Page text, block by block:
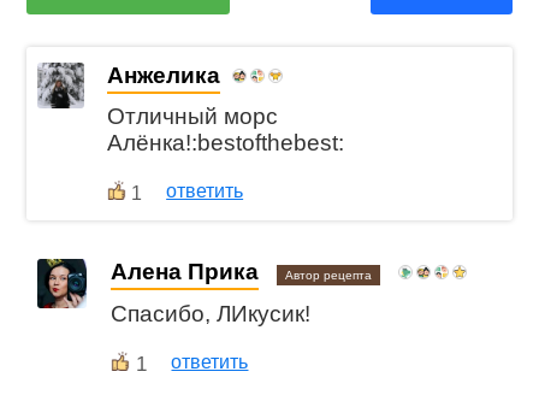
Анжелика
Отличный морс
Алёнка!:bestofthebest:
1 ответить
Алена Прика Автор рецепта
Спасибо, ЛИкусик!
1 ответить